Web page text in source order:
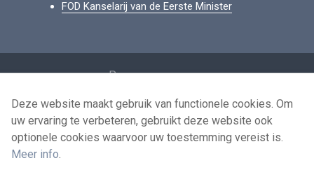
FOD Kanselarij van de Eerste Minister
Persoonsgegevens
Voorwaarden voor het hergebruik
Contacteer ons
Deze website maakt gebruik van functionele cookies. Om
uw ervaring te verbeteren, gebruikt deze website ook
optionele cookies waarvoor uw toestemming vereist is.
Meer info.